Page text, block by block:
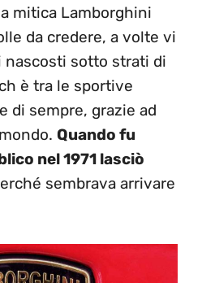
mitica Lamborghini
da credere, a volte vi
nascosti sotto strati di
è tra le sportive
di sempre, grazie ad
Quando fu
nel 1971 lasciò
sembrava arrivare